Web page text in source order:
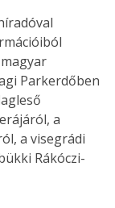
Parkerdőben
a
a visegrádi
Rákóczi-